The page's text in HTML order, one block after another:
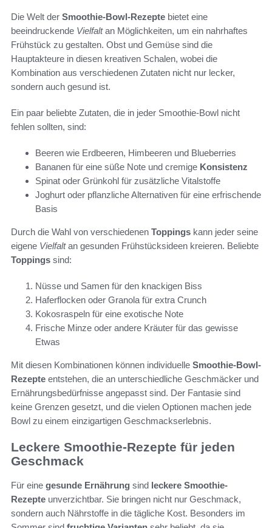
Die Welt der Smoothie-Bowl-Rezepte bietet eine
beeindruckende Vielfaltan Möglichkeiten, um ein nahrhaftes
Frühstück zu gestalten. Obst und Gemüse sind die
Hauptakteure in diesen kreativen Schalen, wobei die
Kombination aus verschiedenen Zutaten nicht nur lecker,
sondern auch gesund ist.
Ein paar beliebte Zutaten, die in jeder Smoothie-Bowl nicht
fehlen sollten, sind:
Beeren wie Erdbeeren, Himbeeren und Blueberries
Bananen für eine süße Note und cremige Konsistenz
Spinat oder Grünkohl für zusätzliche Vitalstoffe
Joghurt oder pflanzliche Alternativen für eine erfrischende
Basis
Durch die Wahl von verschiedenen Toppings kann jeder seine
eigene Vielfaltan gesunden Frühstücksideen kreieren. Beliebte
Toppings sind:
Nüsse und Samen für den knackigen Biss
Haferflocken oder Granola für extra Crunch
Kokosraspeln für eine exotische Note
Frische Minze oder andere Kräuter für das gewisse
Etwas
Mit diesen Kombinationen können individuelle Smoothie-Bowl-
Rezepte entstehen, die an unterschiedliche Geschmäcker und
Ernährungsbedürfnisse angepasst sind. Der Fantasie sind
keine Grenzen gesetzt, und die vielen Optionen machen jede
Bowl zu einem einzigartigen Geschmackserlebnis.
Leckere Smoothie-Rezepte für jeden
Geschmack
Für eine gesunde Ernährung sind leckere Smoothie-
Rezepte unverzichtbar. Sie bringen nicht nur Geschmack,
sondern auch Nährstoffe in die tägliche Kost. Besonders im